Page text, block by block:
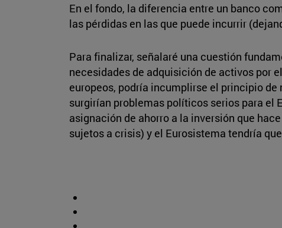
En el fondo, la diferencia entre un banco
las pérdidas en las que puede incurrir
Para finalizar, señalaré una cuestión
necesidades de adquisición de activos por
europeos, podría incumplirse el principio
surgirían problemas políticos serios para el
asignación de ahorro a la inversión que
sujetos a crisis) y el Eurosistema tendría